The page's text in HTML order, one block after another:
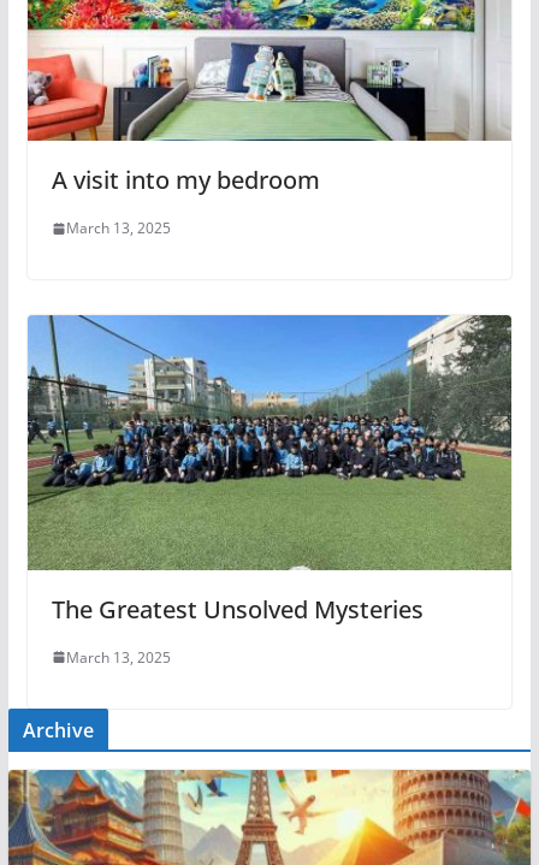
A visit into my bedroom
March 13, 2025
The Greatest Unsolved Mysteries
March 13, 2025
Archive